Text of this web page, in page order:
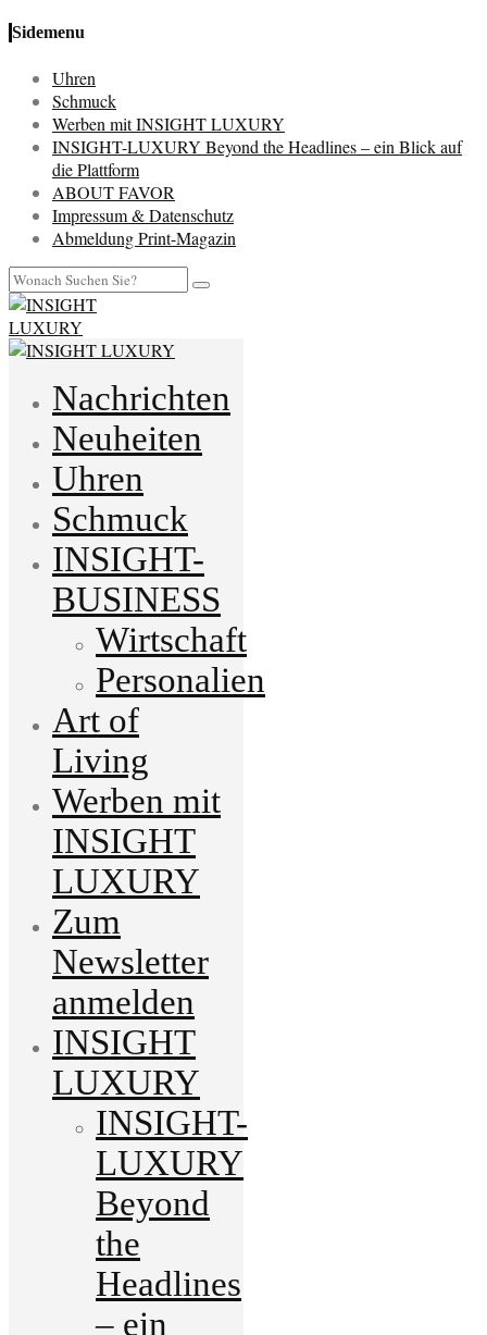
Sidemenu
Uhren
Schmuck
Werben mit INSIGHT LUXURY
INSIGHT-LUXURY Beyond the Headlines – ein Blick auf
die Plattform
ABOUT FAVOR
Impressum & Datenschutz
Abmeldung Print-Magazin
Nachrichten
Neuheiten
Uhren
Schmuck
INSIGHT-
BUSINESS
Wirtschaft
Personalien
Art of
Living
Werben mit
INSIGHT
LUXURY
Zum
Newsletter
anmelden
INSIGHT
LUXURY
INSIGHT-
LUXURY
Beyond
the
Headlines
– ein